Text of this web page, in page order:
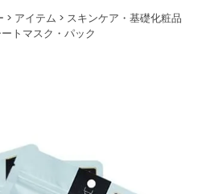
アイテム
スキンケア・基礎化粧品
トマスク・パック